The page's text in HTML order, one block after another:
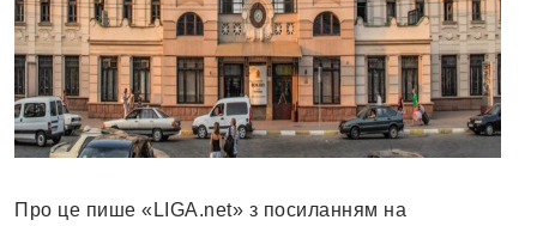
Про це пише «LIGA.net» з посиланням на